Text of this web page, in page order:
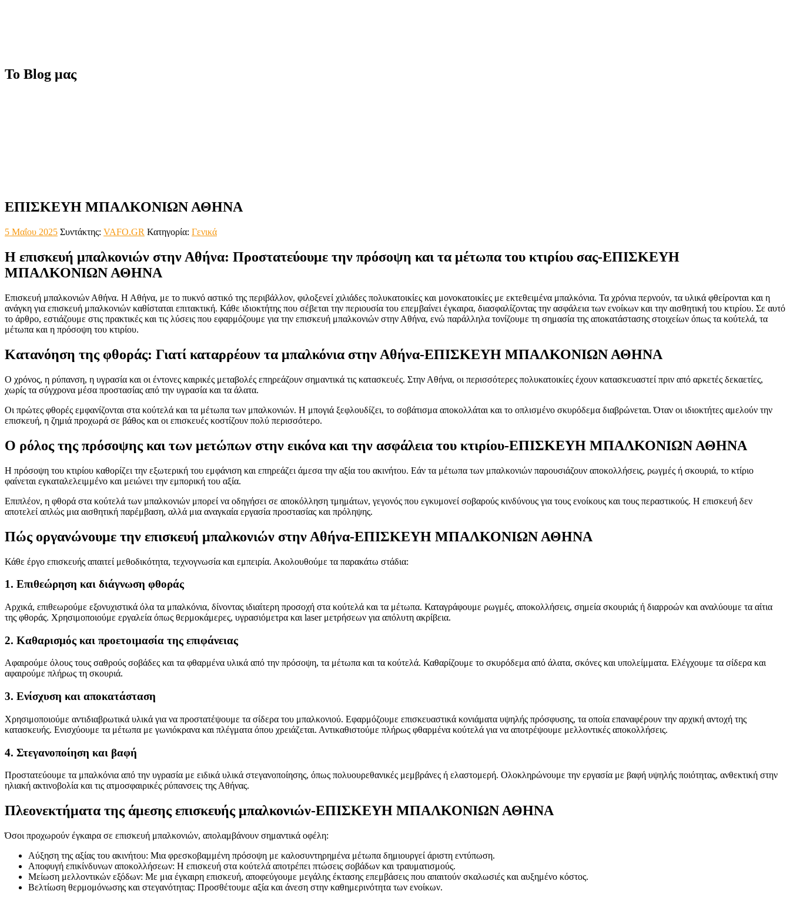
Το Blog μας
ΕΠΙΣΚΕΥΗ ΜΠΑΛΚΟΝΙΩΝ ΑΘΗΝΑ
5 Μαΐου 2025 Συντάκτης: VAFO.GR Κατηγορία: Γενικά
Η επισκευή μπαλκονιών στην Αθήνα: Προστατεύουμε την πρόσοψη και τα μέτωπα του κτιρίου σας-ΕΠΙΣΚΕΥΗ
ΜΠΑΛΚΟΝΙΩΝ ΑΘΗΝΑ
Επισκευή μπαλκονιών Αθήνα. Η Αθήνα, με το πυκνό αστικό της περιβάλλον, φιλοξενεί χιλιάδες πολυκατοικίες και μονοκατοικίες με εκτεθειμένα μπαλκόνια. Τα χρόνια περνούν, τα υλικά φθείρονται και η
ανάγκη για επισκευή μπαλκονιών καθίσταται επιτακτική. Κάθε ιδιοκτήτης που σέβεται την περιουσία του επεμβαίνει έγκαιρα, διασφαλίζοντας την ασφάλεια των ενοίκων και την αισθητική του κτιρίου. Σε αυτό
το άρθρο, εστιάζουμε στις πρακτικές και τις λύσεις που εφαρμόζουμε για την επισκευή μπαλκονιών στην Αθήνα, ενώ παράλληλα τονίζουμε τη σημασία της αποκατάστασης στοιχείων όπως τα κούτελά, τα
μέτωπα και η πρόσοψη του κτιρίου.
Κατανόηση της φθοράς: Γιατί καταρρέουν τα μπαλκόνια στην Αθήνα-ΕΠΙΣΚΕΥΗ ΜΠΑΛΚΟΝΙΩΝ ΑΘΗΝΑ
Ο χρόνος, η ρύπανση, η υγρασία και οι έντονες καιρικές μεταβολές επηρεάζουν σημαντικά τις κατασκευές. Στην Αθήνα, οι περισσότερες πολυκατοικίες έχουν κατασκευαστεί πριν από αρκετές δεκαετίες,
χωρίς τα σύγχρονα μέσα προστασίας από την υγρασία και τα άλατα.
Οι πρώτες φθορές εμφανίζονται στα κούτελά και τα μέτωπα των μπαλκονιών. Η μπογιά ξεφλουδίζει, το σοβάτισμα αποκολλάται και το οπλισμένο σκυρόδεμα διαβρώνεται. Όταν οι ιδιοκτήτες αμελούν την
επισκευή, η ζημιά προχωρά σε βάθος και οι επισκευές κοστίζουν πολύ περισσότερο.
Ο ρόλος της πρόσοψης και των μετώπων στην εικόνα και την ασφάλεια του κτιρίου-ΕΠΙΣΚΕΥΗ ΜΠΑΛΚΟΝΙΩΝ ΑΘΗΝΑ
Η πρόσοψη του κτιρίου καθορίζει την εξωτερική του εμφάνιση και επηρεάζει άμεσα την αξία του ακινήτου. Εάν τα μέτωπα των μπαλκονιών παρουσιάζουν αποκολλήσεις, ρωγμές ή σκουριά, το κτίριο
φαίνεται εγκαταλελειμμένο και μειώνει την εμπορική του αξία.
Επιπλέον, η φθορά στα κούτελά των μπαλκονιών μπορεί να οδηγήσει σε αποκόλληση τμημάτων, γεγονός που εγκυμονεί σοβαρούς κινδύνους για τους ενοίκους και τους περαστικούς. Η επισκευή δεν
αποτελεί απλώς μια αισθητική παρέμβαση, αλλά μια αναγκαία εργασία προστασίας και πρόληψης.
Πώς οργανώνουμε την επισκευή μπαλκονιών στην Αθήνα-ΕΠΙΣΚΕΥΗ ΜΠΑΛΚΟΝΙΩΝ ΑΘΗΝΑ
Κάθε έργο επισκευής απαιτεί μεθοδικότητα, τεχνογνωσία και εμπειρία. Ακολουθούμε τα παρακάτω στάδια:
1. Επιθεώρηση και διάγνωση φθοράς
Αρχικά, επιθεωρούμε εξονυχιστικά όλα τα μπαλκόνια, δίνοντας ιδιαίτερη προσοχή στα κούτελά και τα μέτωπα. Καταγράφουμε ρωγμές, αποκολλήσεις, σημεία σκουριάς ή διαρροών και αναλύουμε τα αίτια
της φθοράς. Χρησιμοποιούμε εργαλεία όπως θερμοκάμερες, υγρασιόμετρα και laser μετρήσεων για απόλυτη ακρίβεια.
2. Καθαρισμός και προετοιμασία της επιφάνειας
Αφαιρούμε όλους τους σαθρούς σοβάδες και τα φθαρμένα υλικά από την πρόσοψη, τα μέτωπα και τα κούτελά. Καθαρίζουμε το σκυρόδεμα από άλατα, σκόνες και υπολείμματα. Ελέγχουμε τα σίδερα και
αφαιρούμε πλήρως τη σκουριά.
3. Ενίσχυση και αποκατάσταση
Χρησιμοποιούμε αντιδιαβρωτικά υλικά για να προστατέψουμε τα σίδερα του μπαλκονιού. Εφαρμόζουμε επισκευαστικά κονιάματα υψηλής πρόσφυσης, τα οποία επαναφέρουν την αρχική αντοχή της
κατασκευής. Ενισχύουμε τα μέτωπα με γωνιόκρανα και πλέγματα όπου χρειάζεται. Αντικαθιστούμε πλήρως φθαρμένα κούτελά για να αποτρέψουμε μελλοντικές αποκολλήσεις.
4. Στεγανοποίηση και βαφή
Προστατεύουμε τα μπαλκόνια από την υγρασία με ειδικά υλικά στεγανοποίησης, όπως πολυουρεθανικές μεμβράνες ή ελαστομερή. Ολοκληρώνουμε την εργασία με βαφή υψηλής ποιότητας, ανθεκτική στην
ηλιακή ακτινοβολία και τις ατμοσφαιρικές ρύπανσεις της Αθήνας.
Πλεονεκτήματα της άμεσης επισκευής μπαλκονιών-ΕΠΙΣΚΕΥΗ ΜΠΑΛΚΟΝΙΩΝ ΑΘΗΝΑ
Όσοι προχωρούν έγκαιρα σε επισκευή μπαλκονιών, απολαμβάνουν σημαντικά οφέλη:
Αύξηση της αξίας του ακινήτου: Μια φρεσκοβαμμένη πρόσοψη με καλοσυντηρημένα μέτωπα δημιουργεί άριστη εντύπωση.
Αποφυγή επικίνδυνων αποκολλήσεων: Η επισκευή στα κούτελά αποτρέπει πτώσεις σοβάδων και τραυματισμούς.
Μείωση μελλοντικών εξόδων: Με μια έγκαιρη επισκευή, αποφεύγουμε μεγάλης έκτασης επεμβάσεις που απαιτούν σκαλωσιές και αυξημένο κόστος.
Βελτίωση θερμομόνωσης και στεγανότητας: Προσθέτουμε αξία και άνεση στην καθημερινότητα των ενοίκων.